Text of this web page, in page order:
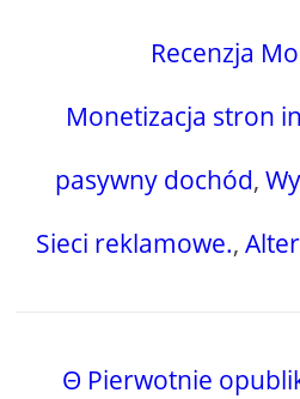
Recenzja
Monetizacja stron
pasywny dochód,
Sieci reklamowe.,
Θ Pierwotnie